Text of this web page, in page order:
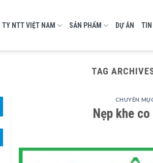
TY NTT VIỆT NAM SẢN PHẨM DỰ ÁN TIN
TAG
CHUYÊN
Nẹp khe